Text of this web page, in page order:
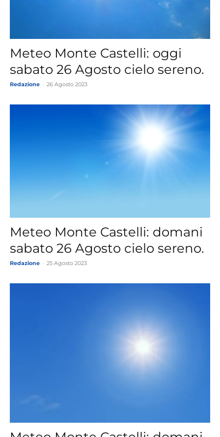
Meteo Monte Castelli: oggi
sabato 26 Agosto cielo sereno.
Redazione 26 Agosto 2023
Meteo Monte Castelli: domani
sabato 26 Agosto cielo sereno.
Redazione 25 Agosto 2023